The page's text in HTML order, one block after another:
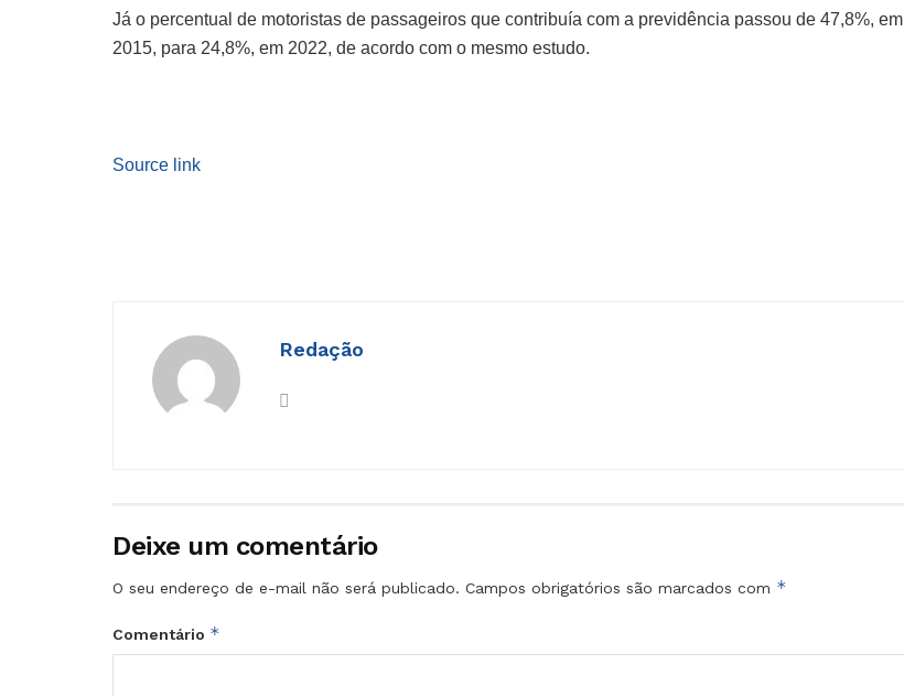
Já o percentual de motoristas de passageiros que contribuía com a previdência passou de 47,8%, em
2015, para 24,8%, em 2022, de acordo com o mesmo estudo.
Source link
Redação
Deixe um comentário
O seu endereço de e-mail não será publicado. Campos obrigatórios são marcados com *
Comentário *